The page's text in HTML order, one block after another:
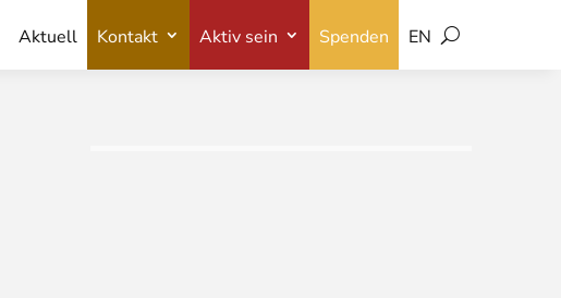
Aktuell Kontakt Aktiv sein Spenden EN
Aktuell Kontakt Aktiv sein Spenden EN